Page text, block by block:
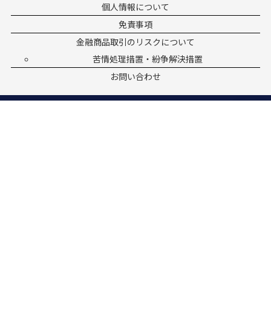
個人情報について
免責事項
金融商品取引のリスクについて
苦情処理措置・紛争解決措置
お問い合わせ